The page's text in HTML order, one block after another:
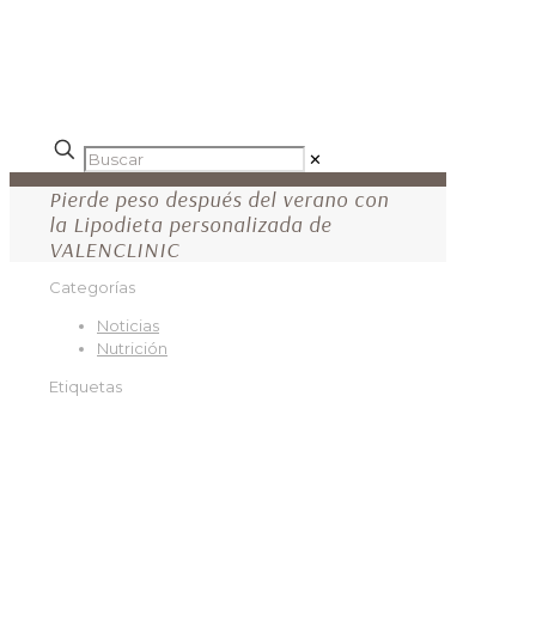
✕
Pierde peso después del verano con
la Lipodieta personalizada de
VALENCLINIC
Categorías
Noticias
Nutrición
Etiquetas